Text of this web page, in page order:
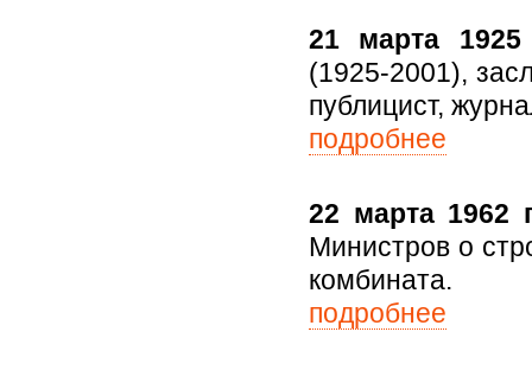
21 марта 1925
(1925-2001),
публицист,
подробнее
22 марта 1962
Министров о
комбината.
подробнее